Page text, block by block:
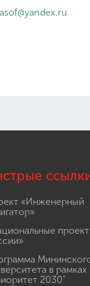
«Инженерный
в рамках
2030"